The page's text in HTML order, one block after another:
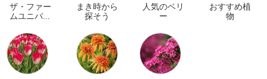
ザ・ファー
ムユニバー
イン
まき時から
探そう
人気のベリ
ー
おすすめ植
物